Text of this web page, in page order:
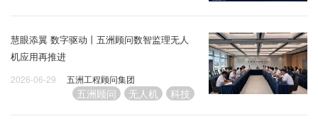
慧眼添翼 数字驱动丨五洲顾问数智监理无人
机应用再推进
2026-06-29 五洲工程顾问集团
五洲顾问 无人机 科技